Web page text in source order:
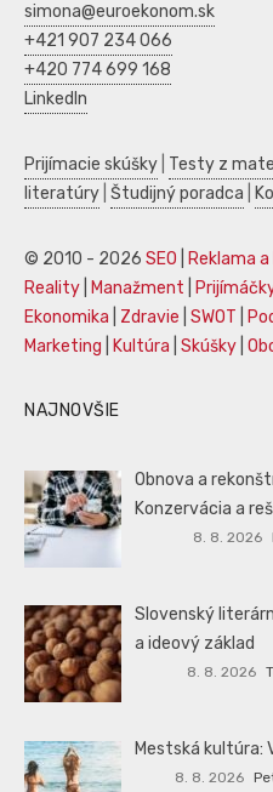
simona@euroekonom.sk
+421 907 234 066
+420 774 699 168
LinkedIn
Prijímacie skúšky Testy z
literatúry Študijný poradca
© 2010 - 2026 SEO Reklama a
Reality
Manažment
Ekonomika
Zdravie SWOT
Marketing
Kultúra Skúšky
NAJNOVŠIE
Obnova a
Konzervácia a
8. 8. 2026
Slovenský
a ideový základ
8. 8. 2026
Mestská kultúra:
8. 8. 2026